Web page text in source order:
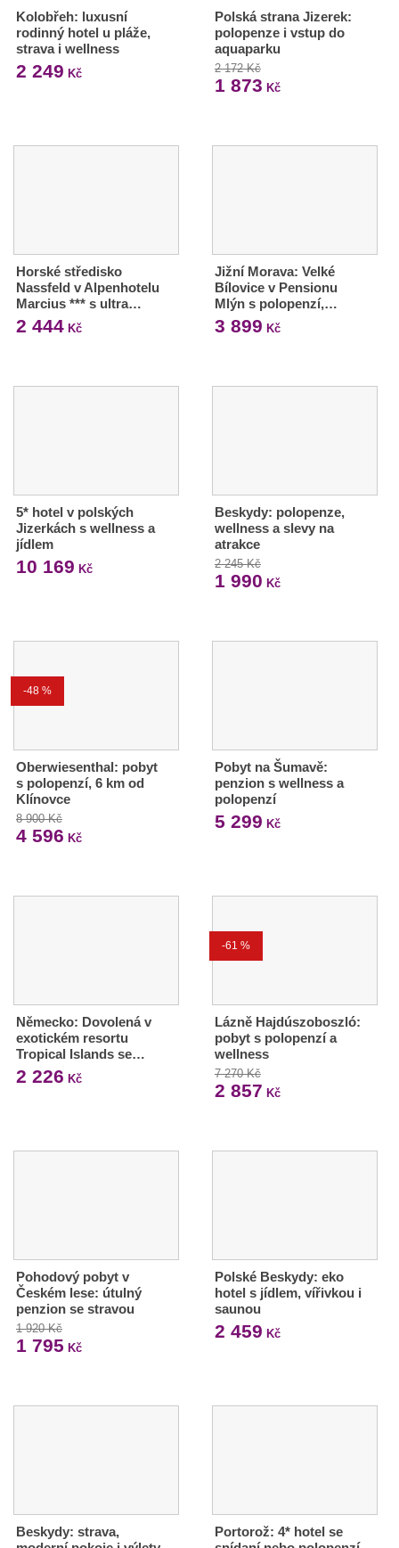
Kolobřeh: luxusní
rodinný hotel u pláže,
strava i wellness
2 249 Kč
Polská strana Jizerek:
polopenze i vstup do
aquaparku
2 172 Kč
1 873 Kč
Horské středisko
Nassfeld v Alpenhotelu
Marcius *** s ultra…
2 444 Kč
Jižní Morava: Velké
Bílovice v Pensionu
Mlýn s polopenzí,…
3 899 Kč
5* hotel v polských
Jizerkách s wellness a
jídlem
10 169 Kč
Beskydy: polopenze,
wellness a slevy na
atrakce
2 245 Kč
1 990 Kč
-48 %
Oberwiesenthal: pobyt
s polopenzí, 6 km od
Klínovce
8 900 Kč
4 596 Kč
Pobyt na Šumavě:
penzion s wellness a
polopenzí
5 299 Kč
Německo: Dovolená v
exotickém resortu
Tropical Islands se…
2 226 Kč
-61 %
Lázně Hajdúszoboszló:
pobyt s polopenzí a
wellness
7 270 Kč
2 857 Kč
Pohodový pobyt v
Českém lese: útulný
penzion se stravou
1 920 Kč
1 795 Kč
Polské Beskydy: eko
hotel s jídlem, vířivkou i
saunou
2 459 Kč
Beskydy: strava,
Portorož: 4* hotel se